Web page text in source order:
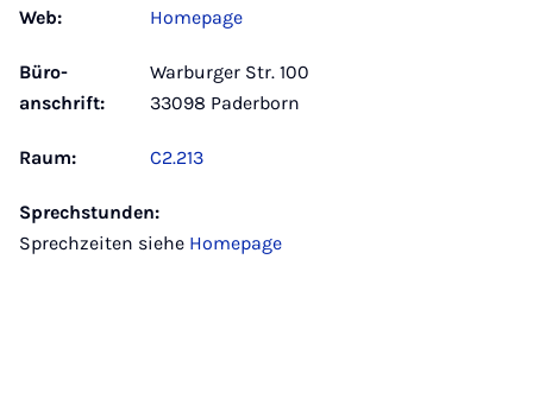
Web: Homepage
Büro­
anschrift:
Warburger Str. 100
33098 Paderborn
Raum: C2.213
Sprechstunden:
Sprechzeiten siehe Homepage